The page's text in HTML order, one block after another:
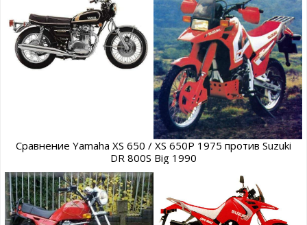
Сравнение Yamaha XS 650 / XS 650P 1975 против Suzuki
DR 800S Big 1990